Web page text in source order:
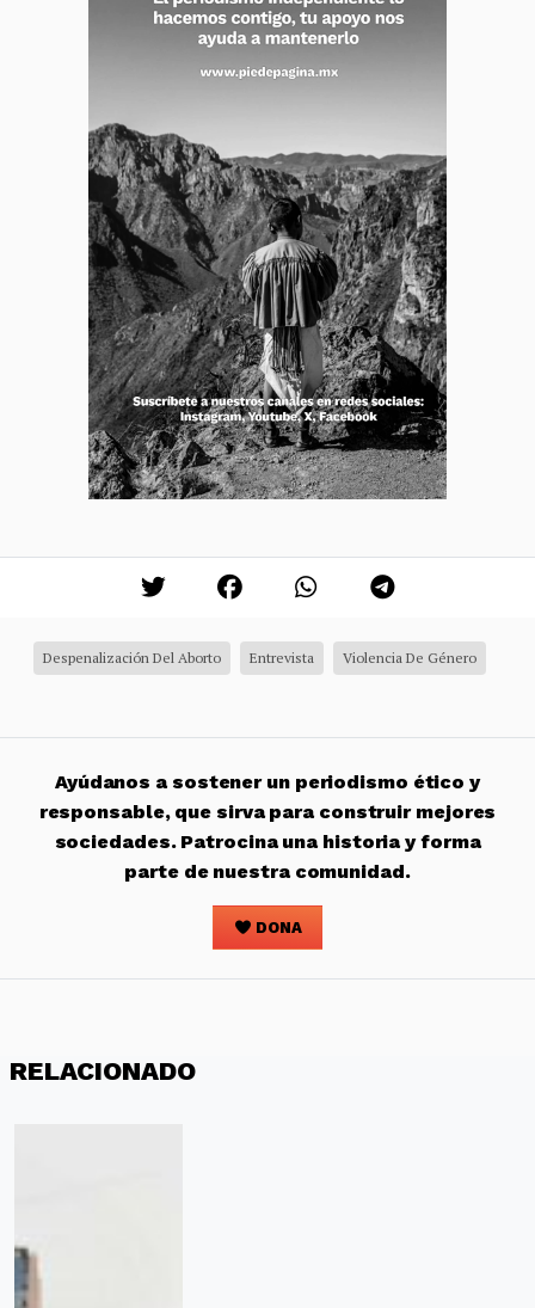
Despenalización Del Aborto Entrevista Violencia De Género
Ayúdanos a sostener un periodismo ético y
responsable, que sirva para construir mejores
sociedades. Patrocina una historia y forma
parte de nuestra comunidad.
DONA
RELACIONADO